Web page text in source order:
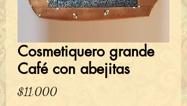
Cosmetiquero grande
Café con abejitas
$11.000Precio